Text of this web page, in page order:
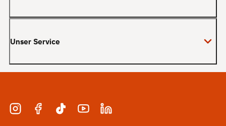
Master
MBA
Duales Studium
Unser Service
Bewerbung und Zulassung
Finanzierung
InstagramFacebookTikTok YouTubeLinkedIn